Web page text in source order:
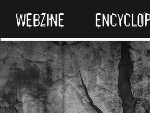
WEBZINE